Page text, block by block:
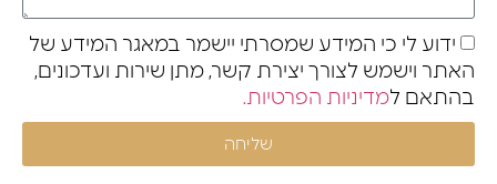
ידוע לי כי המידע שמסרתי יישמר במאגר המידע של
האתר וישמש לצורך יצירת קשר, מתן שירות ועדכונים,
בהתאם למדיניות הפרטיות.
שליחה